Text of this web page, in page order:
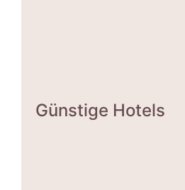
Günstige Hotels